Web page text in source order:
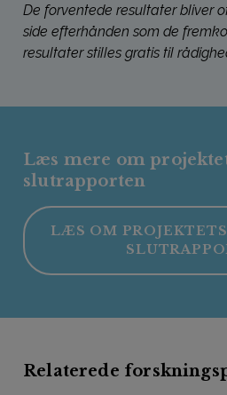
De forventede resultater bliver
side efterhånden som de
resultater stilles gratis til
Læs mere om
slutrapporten
LÆS OM
Relaterede